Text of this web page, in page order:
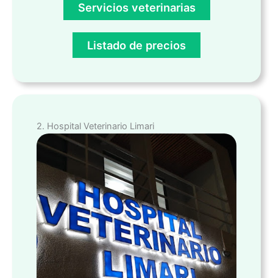
Servicios veterinarias
Listado de precios
2. Hospital Veterinario Limari